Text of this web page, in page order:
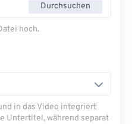
Durchsuchen
hoch.
in das Video integriert
Untertitel, während separat